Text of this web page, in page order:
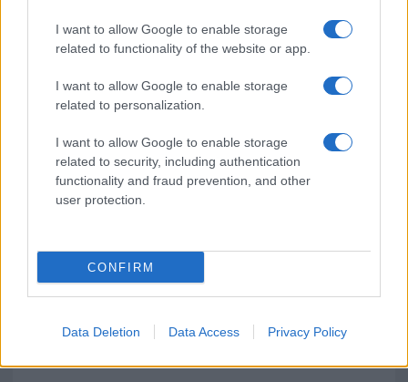
I want to allow Google to enable storage
related to functionality of the website or app.
I want to allow Google to enable storage
related to personalization.
I want to allow Google to enable storage
related to security, including authentication
functionality and fraud prevention, and other
user protection.
CONFIRM
Data Deletion Data Access Privacy Policy
Gallura
Incidente Olbia, poliziotto in vacanza salva 6
persone: due bimbi tra i feriti
Red Valley Festival, musica no-stop a Olbia fino
alle 5